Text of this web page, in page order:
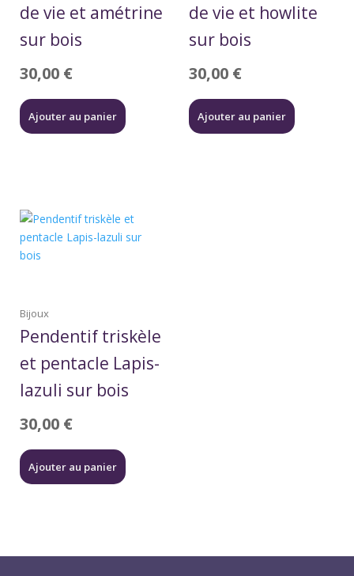
de vie et amétrine
sur bois
30,00 €
Ajouter au panier
de vie et howlite
sur bois
30,00 €
Ajouter au panier
Bijoux
Pendentif triskèle
et pentacle Lapis-
lazuli sur bois
30,00 €
Ajouter au panier